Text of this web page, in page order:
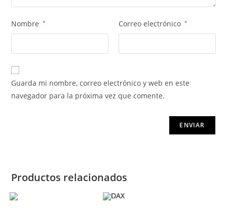
Nombre * Correo electrónico *
Guarda mi nombre, correo electrónico y web en este
navegador para la próxima vez que comente.
Productos relacionados